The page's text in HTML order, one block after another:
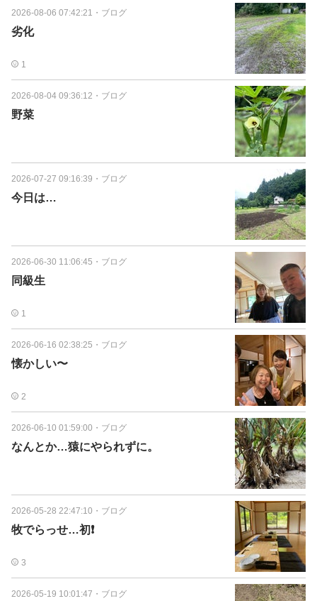
2026-08-06 07:42:21 ・ ブログ
劣化
1
2026-08-04 09:36:12 ・ ブログ
野菜
2026-07-27 09:16:39 ・ ブログ
今日は…
2026-06-30 11:06:45 ・ ブログ
同級生
1
2026-06-16 02:38:25 ・ ブログ
懐かしい〜
2
2026-06-10 01:59:00 ・ ブログ
なんとか…猿にやられずに。
2026-05-28 22:47:10 ・ ブログ
牧でらっせ…初❗️
3
2026-05-19 10:01:47 ・ ブログ